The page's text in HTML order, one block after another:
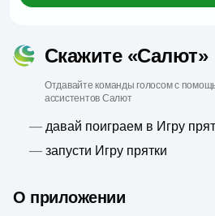
Скажите «Салют»
Отдавайте команды голосом с
ассистентов Салют
— давай поиграем в Игру
— запусти Игру прятки
О приложении